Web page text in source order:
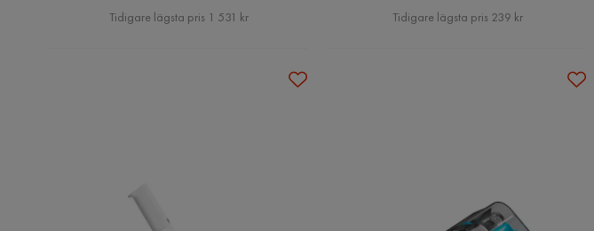
Pris
Tidigare lägsta pris 1 531 kr
Pris
Tidigare lägsta pris 239 kr